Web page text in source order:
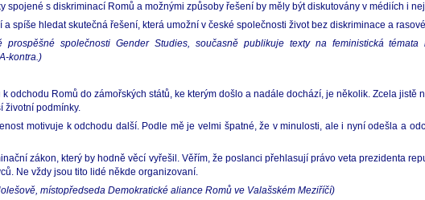
s diskriminací Romů a možnými způsoby řešení by měly být diskutovány v médiích i
spíše hledat skutečná řešení, která umožní v české společnosti život bez diskriminace a
společnosti Gender Studies, současně publikuje texty na feministická témata
kontra.)
odchodu Romů do zámořských států, ke kterým došlo a nadále dochází, je několik. Zcela jistě
životní podmínky.
motivuje k odchodu další. Podle mě je velmi špatné, že v minulosti, ale i nyní odešla a
zákon, který by hodně věcí vyřešil. Věřím, že poslanci přehlasují právo veta prezidenta
Ne vždy jsou tito lidé někde organizovaní.
místopředseda Demokratické aliance Romů ve Valašském Meziříčí)